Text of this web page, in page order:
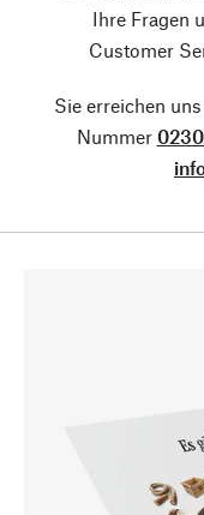
Ihre Fragen
Customer
Sie erreichen
Nummer